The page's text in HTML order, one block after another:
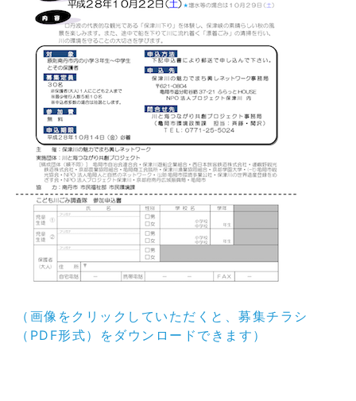
（画像をクリックしていただくと、募集チラシ
（PDF形式）をダウンロードできます）